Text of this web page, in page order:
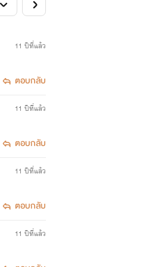
11 ปีที่แล้ว
ตอบกลับ
11 ปีที่แล้ว
ตอบกลับ
11 ปีที่แล้ว
ตอบกลับ
11 ปีที่แล้ว